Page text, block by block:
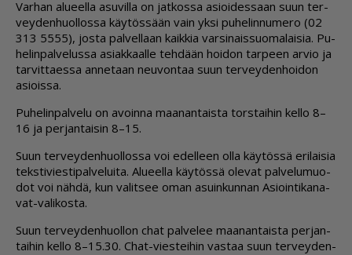
Var­han alu­eel­la asu­vil­la on jat­kos­sa asi­oi­des­saan suun ter­
vey­den­huol­los­sa käy­tös­sään vain yk­si pu­he­lin­nu­me­ro (02
313 5555), jos­ta pal­vel­laan kaik­kia var­si­nais­suo­ma­lai­sia. Pu­
he­lin­pal­ve­lus­sa asi­ak­kaal­le teh­dään hoi­don tar­peen ar­vio ja
tar­vit­ta­es­sa an­ne­taan neu­von­taa suun ter­vey­den­hoi­don
asi­ois­sa.
Pu­he­lin­pal­ve­lu on avoin­na maa­nan­tais­ta tors­tai­hin kel­lo 8–
16 ja per­jan­tai­sin 8–15.
Suun ter­vey­den­huol­los­sa voi edel­leen ol­la käy­tös­sä eri­lai­sia
teks­ti­vies­ti­pal­ve­lui­ta. Alu­eel­la käy­tös­sä ole­vat pal­ve­lu­muo­
dot voi näh­dä, kun va­lit­see oman asuin­kun­nan Asi­oin­ti­ka­na­
vat-va­li­kos­ta.
Suun ter­vey­den­huol­lon chat pal­ve­lee maa­nan­tais­ta per­jan­
tai­hin kel­lo 8–15.30. Chat-vies­tei­hin vas­taa suun ter­vey­den­